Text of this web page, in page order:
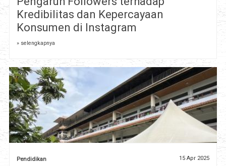
Kredibilitas dan Kepercayaan
Konsumen di Instagram
» selengkapnya
Pendidikan 15 Apr 2025